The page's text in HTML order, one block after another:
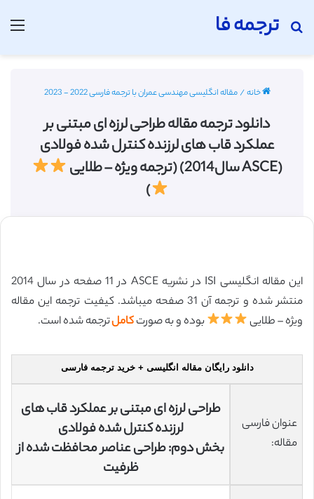
ترجمه فا
جستجو برای
خانه/مقاله انگلیسی مهندسی عمران با ترجمه فارسی 2022 - 2023
دانلود ترجمه مقاله طراحی لرزه ای مبتنی بر
عملکرد قاب های لرزنده کنترل شده فولادی
(ASCE سال2014) (ترجمه ویژه – طلایی
)
این مقاله انگلیسی ISI در نشریه ASCE در 11 صفحه در سال 2014
منتشر شده و ترجمه آن 31 صفحه میباشد. کیفیت ترجمه این مقاله
ویژه – طلایی
بوده و به صورتکاملترجمه شده است.
دانلود رایگان مقاله انگلیسی + خرید ترجمه فارسی
عنوان فارسی
مقاله:
طراحی لرزه ای مبتنی بر عملکرد قاب های
لرزنده کنترل شده فولادی
بخش دوم: طراحی عناصر محافظت شده از
ظرفیت